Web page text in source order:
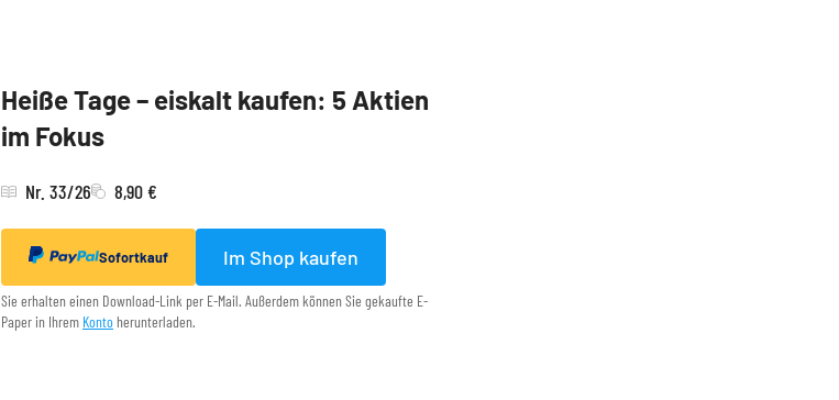
Heiße Tage – eiskalt kaufen: 5 Aktien
im Fokus
Nr. 33/26 8,90 €
Sofortkauf Im Shop kaufen
Sie erhalten einen Download-Link per E-Mail. Außerdem können Sie gekaufte E-
Paper in Ihrem Konto herunterladen.